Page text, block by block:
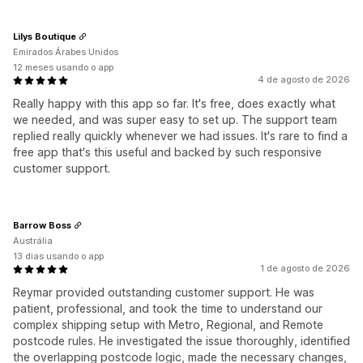
4 de agosto de 2026
Really happy with this app so far. It's free, does exactly what
we needed, and was super easy to set up. The support team
replied really quickly whenever we had issues. It's rare to find a
free app that's this useful and backed by such responsive
customer support.
Lilys Boutique
Emirados Árabes Unidos
12 meses usando o app
1 de agosto de 2026
Reymar provided outstanding customer support. He was
patient, professional, and took the time to understand our
complex shipping setup with Metro, Regional, and Remote
postcode rules. He investigated the issue thoroughly, identified
the overlapping postcode logic, made the necessary changes,
Barrow Boss
Austrália
13 dias usando o app